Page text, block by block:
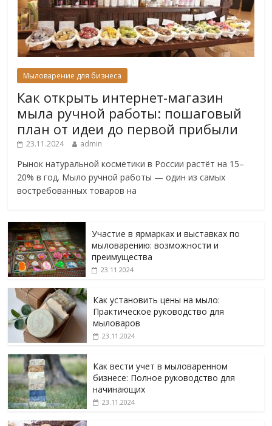
Мыловарение для бизнеса
Как открыть интернет-магазин
мыла ручной работы: пошаговый
план от идеи до первой прибыли
23.11.2024 admin
Рынок натуральной косметики в России растёт на 15–
20% в год. Мыло ручной работы — один из самых
востребованных товаров на
Участие в ярмарках и выставках по
мыловарению: возможности и
преимущества
23.11.2024
Как установить цены на мыло:
Практическое руководство для
мыловаров
23.11.2024
Как вести учет в мыловаренном
бизнесе: Полное руководство для
начинающих
23.11.2024